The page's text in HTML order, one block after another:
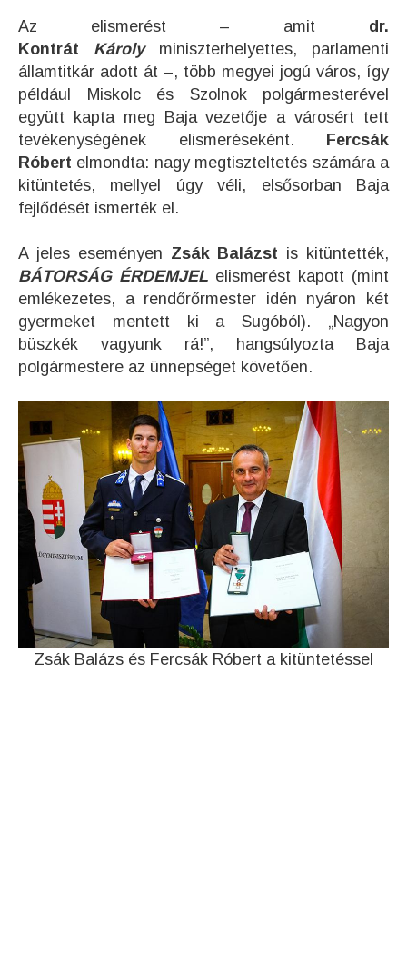
Az elismerést – amit dr.
Kontrát
Károlyminiszterhelyettes, parlamenti
államtitkár adott át –, több megyei jogú város, így
például Miskolc és Szolnok polgármesterével
együtt kapta meg Baja vezetője a városért tett
tevékenységének elismeréseként.
Fercsák
Róbert elmondta: nagy megtiszteltetés számára a
kitüntetés, mellyel úgy véli, elsősorban Baja
fejlődését ismerték el.
A jeles eseményen Zsák Balázst is kitüntették,
BÁTORSÁG ÉRDEMJEL elismerést kapott (mint
emlékezetes, a rendőrőrmester idén nyáron két
gyermeket mentett ki a Sugóból). „Nagyon
büszkék vagyunk rá!”, hangsúlyozta Baja
polgármestere az ünnepséget követően.
Zsák Balázs és Fercsák Róbert a kitüntetéssel